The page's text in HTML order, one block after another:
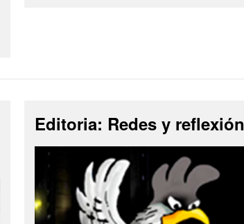
Editoria: Redes y reflexión